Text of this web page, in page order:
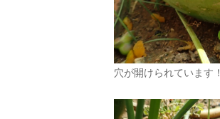
穴が開けられています！